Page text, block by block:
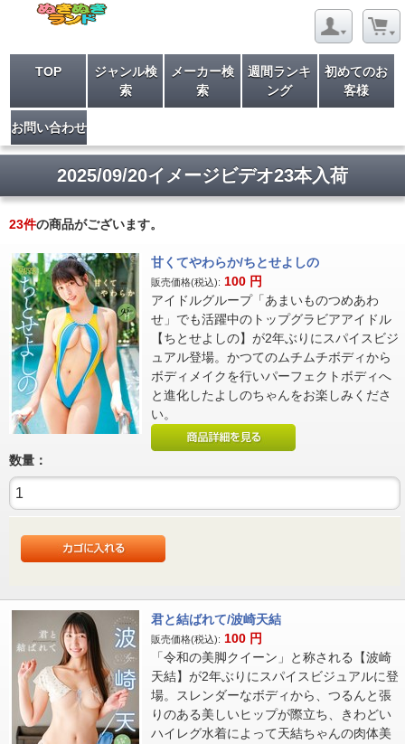
TOP
ジャンル検
索
メーカー検
索
週間ランキ
ング
初めてのお
客様
お問い合わせ
2025/09/20イメージビデオ23本入荷
23件の商品がございます。
甘くてやわらか/ちとせよしの
販売価格(税込): 100 円
アイドルグループ「あまいものつめあわ
せ」でも活躍中のトップグラビアアイドル
【ちとせよしの】が2年ぶりにスパイスビジ
ュアル登場。かつてのムチムチボディから
ボディメイクを行いパーフェクトボディへ
と進化したよしのちゃんをお楽しみくださ
い。
数量：
君と結ばれて/波崎天結
販売価格(税込): 100 円
「令和の美脚クイーン」と称される【波崎
天結】が2年ぶりにスパイスビジュアルに登
場。スレンダーなボディから、つるんと張
りのある美しいヒップが際立ち、きわどい
ハイレグ水着によって天結ちゃんの肉体美